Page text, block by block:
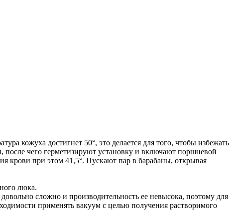
кожуха достигнет 50°, это делается для того, чтобы избежать
после чего герметизируют установку и включают поршневой
крови при этом 41,5°. Пускают пар в барабаны, открывая
люка.
сложно и производительность ее невысока, поэтому для
применять вакуум с целью получения растворимого